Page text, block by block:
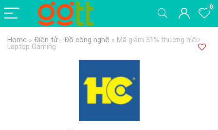
0
Home » Điện tử - Đồ công nghệ » Mã giảm 31% thương hiệu
Laptop Gaming